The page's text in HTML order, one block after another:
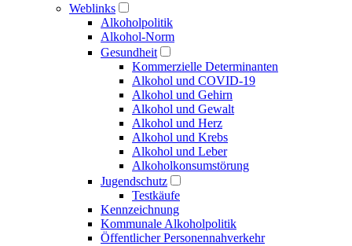
Weblinks
Alkoholpolitik
Alkohol-Norm
Gesundheit
Kommerzielle Determinanten
Alkohol und COVID-19
Alkohol und Gehirn
Alkohol und Gewalt
Alkohol und Herz
Alkohol und Krebs
Alkohol und Leber
Alkoholkonsumstörung
Jugendschutz
Testkäufe
Kennzeichnung
Kommunale Alkoholpolitik
Öffentlicher Personennahverkehr